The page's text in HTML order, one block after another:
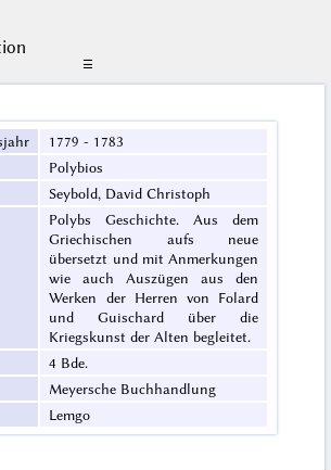
☰
1779 - 1783
Polybios
Seybold, David Christoph
Polybs Geschichte. Aus dem
Griechischen aufs neue
übersetzt und mit Anmerkungen
wie auch Auszügen aus den
Werken der Herren von Folard
und Guischard über die
Kriegskunst der Alten begleitet.
4 Bde.
Meyersche Buchhandlung
Lemgo